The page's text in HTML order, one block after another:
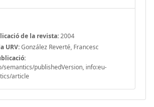
de la revista:2004
URV:González Reverté, Francesc
semantics/publishedVersion, info:eu-
article